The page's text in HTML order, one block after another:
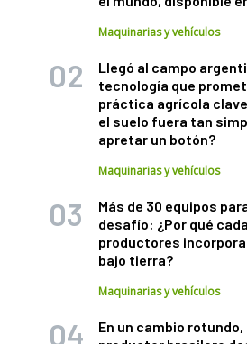
Maquinarias y vehículos
Llegó al campo
tecnología que
práctica agrícola
el suelo fuera tan
apretar un botón?
Maquinarias y vehículos
Más de 30 equipos
desafío: ¿Por qué
productores
bajo tierra?
Maquinarias y vehículos
En un cambio rotundo,